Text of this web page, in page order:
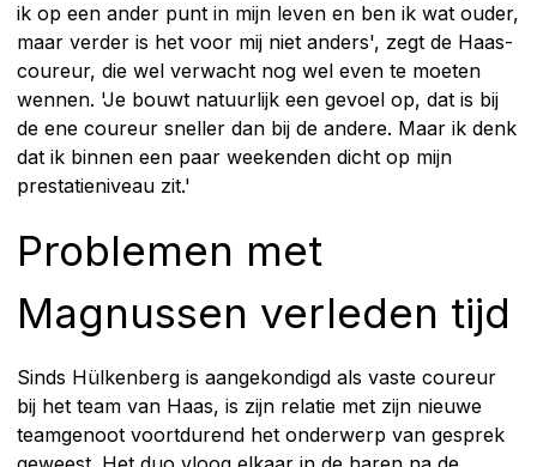
ik op een ander punt in mijn leven en ben ik wat ouder,
maar verder is het voor mij niet anders', zegt de Haas-
coureur, die wel verwacht nog wel even te moeten
wennen. 'Je bouwt natuurlijk een gevoel op, dat is bij
de ene coureur sneller dan bij de andere. Maar ik denk
dat ik binnen een paar weekenden dicht op mijn
prestatieniveau zit.'
Problemen met
Magnussen verleden tijd
Sinds Hülkenberg is aangekondigd als vaste coureur
bij het team van Haas, is zijn relatie met zijn nieuwe
teamgenoot voortdurend het onderwerp van gesprek